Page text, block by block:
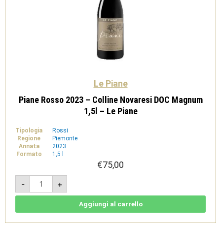
Le Piane
Piane Rosso 2023 – Colline Novaresi DOC Magnum
1,5l – Le Piane
Tipologia
Rossi
Regione
Piemonte
Annata
2023
Formato
1,5 l
€75,00
-
Piane
Rosso
2023
-
Magnum
+
Aggiungi al carrello